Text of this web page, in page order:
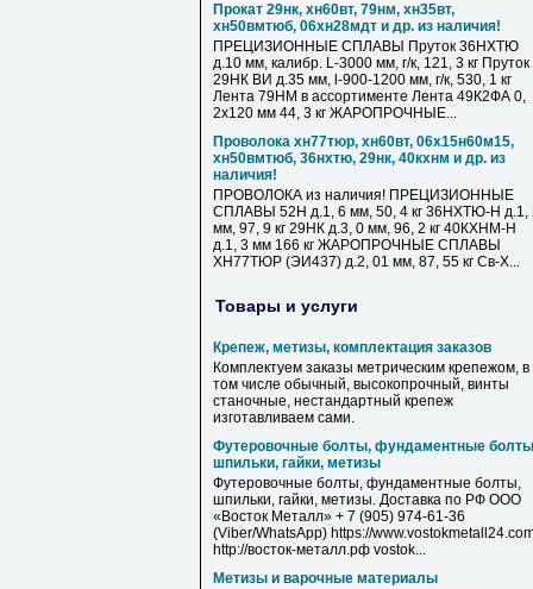
Прокат 29нк, хн60вт, 79нм, хн35вт,
хн50вмтюб, 06хн28мдт и др. из наличия!
ПРЕЦИЗИОННЫЕ СПЛАВЫ Пруток 36НХТЮ
д.10 мм, калибр. L-3000 мм, г/к, 121, 3 кг Пруток
29НК ВИ д.35 мм, l-900-1200 мм, г/к, 530, 1 кг
Лента 79НМ в ассортименте Лента 49К2ФА 0,
2х120 мм 44, 3 кг ЖАРОПРОЧНЫЕ...
Проволока хн77тюр, хн60вт, 06х15н60м15,
хн50вмтюб, 36нхтю, 29нк, 40кхнм и др. из
наличия!
ПРОВОЛОКА из наличия! ПРЕЦИЗИОННЫЕ
СПЛАВЫ 52Н д.1, 6 мм, 50, 4 кг 36НХТЮ-Н д.1,
мм, 97, 9 кг 29НК д.3, 0 мм, 96, 2 кг 40КХНМ-Н
д.1, 3 мм 166 кг ЖАРОПРОЧНЫЕ СПЛАВЫ
ХН77ТЮР (ЭИ437) д.2, 01 мм, 87, 55 кг Св-Х...
Товары и услуги
Крепеж, метизы, комплектация заказов
Комплектуем заказы метрическим крепежом, в
том числе обычный, высокопрочный, винты
станочные, нестандартный крепеж
изготавливаем сами.
Футеровочные болты, фундаментные
шпильки, гайки, метизы
Футеровочные болты, фундаментные болты,
шпильки, гайки, метизы. Доставка по РФ ООО
«Восток Металл» + 7 (905) 974-61-36
(Viber/WhatsApp) https://
http://восток-металл.рф vostok...
Метизы и варочные материалы